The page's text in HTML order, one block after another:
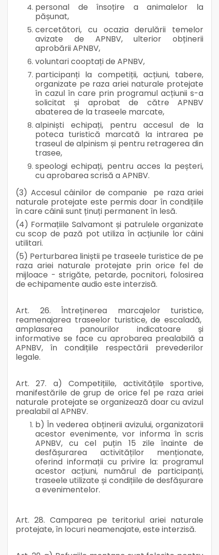
personal de însoțire a animalelor la
pășunat,
cercetători, cu ocazia derulării temelor
avizate de APNBV, ulterior obținerii
aprobării APNBV,
voluntari cooptați de APNBV,
participanți la competiții, acțiuni, tabere,
organizate pe raza ariei naturale protejate
în cazul în care prin programul acțiunii s-a
solicitat și aprobat de către APNBV
abaterea de la traseele marcate,
alpiniști echipați, pentru accesul de la
poteca turistică marcată la intrarea pe
traseul de alpinism și pentru retragerea din
trasee,
speologi echipați, pentru acces la peșteri,
cu aprobarea scrisă a APNBV.
(3) Accesul câinilor de companie pe raza ariei
naturale protejate este permis doar în condițiile
în care câinii sunt ținuți permanent în lesă.
(4) Formațiile Salvamont și patrulele organizate
cu scop de pază pot utiliza în acțiunile lor câini
utilitari.
(5) Perturbarea liniștii pe traseele turistice de pe
raza ariei naturale protejate prin orice fel de
mijloace - strigăte, petarde, pocnitori, folosirea
de echipamente audio este interzisă.
Art. 26. Întreținerea marcajelor turistice,
reamenajarea traseelor turistice, de escaladă,
amplasarea panourilor indicatoare și
informative se face cu aprobarea prealabilă a
APNBV, în condițiile respectării prevederilor
legale.
Art. 27. a) Competițiile, activitățile sportive,
manifestările de grup de orice fel pe raza ariei
naturale protejate se organizează doar cu avizul
prealabil al APNBV.
b) În vederea obținerii avizului, organizatorii
acestor evenimente, vor informa în scris
APNBV, cu cel puțin 15 zile înainte de
desfășurarea activităților menționate,
oferind informații cu privire la: programul
acestor acțiuni, numărul de participanți,
traseele utilizate și condițiile de desfășurare
a evenimentelor.
Art. 28. Camparea pe teritoriul ariei naturale
protejate, în locuri neamenajate, este interzisă.